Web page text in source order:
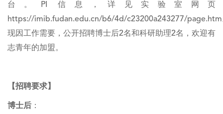
台。PI 信息，详见实验室网页
https://imib.fudan.edu.cn/b6/4d/c23200a243277/page.htm
现因工作需要，公开招聘博士后2名和科研助理2名，欢迎有
志青年的加盟。
【招聘要求】
博士后 ：